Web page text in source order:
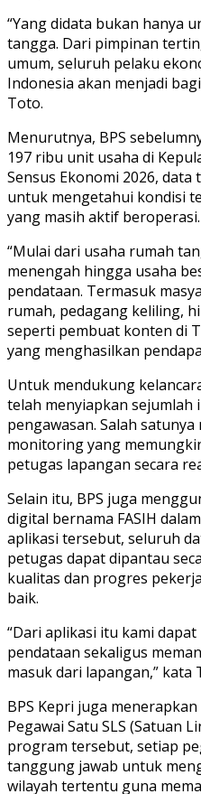
“Yang didata bukan hanya
tangga. Dari pimpinan
umum, seluruh pelaku
Indonesia akan menjadi
Toto.
Menurutnya, BPS
197 ribu unit usaha di
Sensus Ekonomi 2026,
untuk mengetahui kondisi
yang masih aktif beroperasi.
“Mulai dari usaha rumah
menengah hingga usaha
pendataan. Termasuk
rumah, pedagang keliling,
seperti pembuat konten di
yang menghasilkan
Untuk mendukung
telah menyiapkan sejumlah
pengawasan. Salah
monitoring yang
petugas lapangan secara
Selain itu, BPS juga
digital bernama FASIH
aplikasi tersebut, seluruh
petugas dapat dipantau
kualitas dan progres
baik.
“Dari aplikasi itu kami
pendataan sekaligus
masuk dari lapangan,” kata
BPS Kepri juga menerapkan
Pegawai Satu SLS (Satuan
program tersebut, setiap
tanggung jawab untuk
wilayah tertentu guna